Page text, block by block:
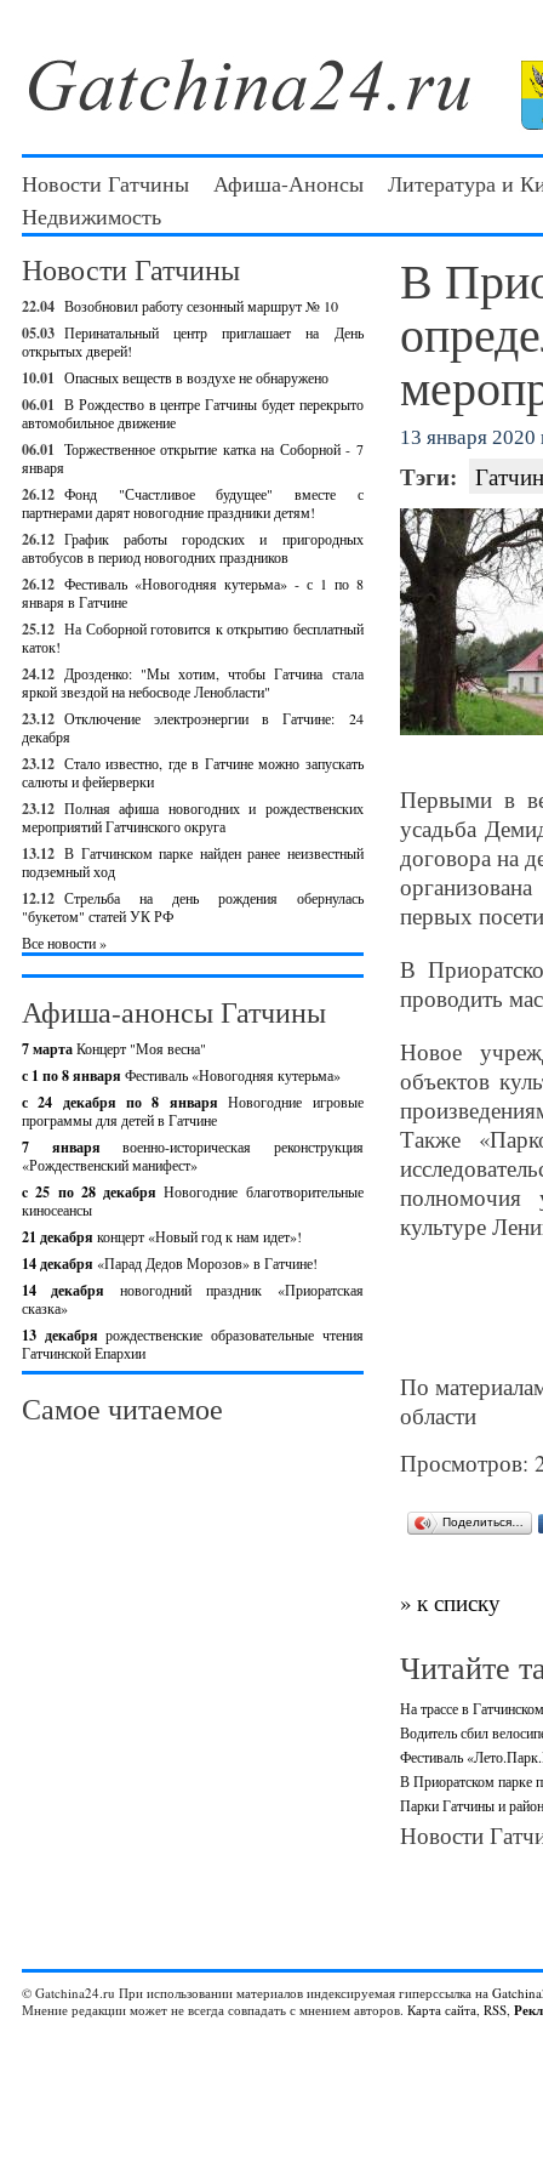
Новости Гатчины Афиша-Анонсы
Литература и
Недвижимость
Новости Гатчины
22.04 Возобновил работу сезонный маршрут № 10
05.03 Перинатальный центр приглашает на День
открытых дверей!
10.01 Опасных веществ в воздухе не обнаружено
06.01 В Рождество в центре Гатчины будет перекрыто
автомобильное движение
06.01 Торжественное открытие катка на Соборной - 7
января
26.12 Фонд "Счастливое будущее" вместе с
партнерами дарят новогодние праздники детям!
26.12 График работы городских и пригородных
автобусов в период новогодних праздников
26.12 Фестиваль «Новогодняя кутерьма» - с 1 по 8
января в Гатчине
25.12 На Соборной готовится к открытию бесплатный
каток!
24.12 Дрозденко: "Мы хотим, чтобы Гатчина стала
яркой звездой на небосводе Ленобласти"
23.12 Отключение электроэнергии в Гатчине: 24
декабря
23.12 Стало известно, где в Гатчине можно запускать
салюты и фейерверки
23.12 Полная афиша новогодних и рождественских
мероприятий Гатчинского округа
13.12 В Гатчинском парке найден ранее неизвестный
подземный ход
12.12 Стрельба на день рождения обернулась
"букетом" статей УК РФ
Все новости »
Афиша-анонсы Гатчины
7 мартаКонцерт "Моя весна"
с 1 по 8 января Фестиваль «Новогодняя кутерьма»
с 24 декабря по 8 январяНовогодние игровые
программы для детей в Гатчине
7 январявоенно-историческая реконструкция
«Рождественский манифест»
c 25 по 28 декабряНовогодние благотворительные
киносеансы
21 декабря концерт «Новый год к нам идет»!
14 декабря «Парад Дедов Морозов» в Гатчине!
14 декабря новогодний праздник «Приоратская
сказка»
13 декабрярождественские образовательные чтения
Гатчинской Епархии
Самое читаемое
В
13 января 2020
Тэги:
Первыми в
усадьба
договора на
первых
В
проводить
Новое
объектов
Также
полномочия
культуре
По
области
Просмотров:
Поделиться…
» к списку
Читайте
На трассе в
Водитель сбил
Фестиваль
В Приоратском парке
Парки Гатчины и
Новости
© Gatchina24.ru При использовании материалов индексируемая гиперссылка на
Мнение редакции может не всегда совпадать с мнением авторов. Карта сайта, RSS,